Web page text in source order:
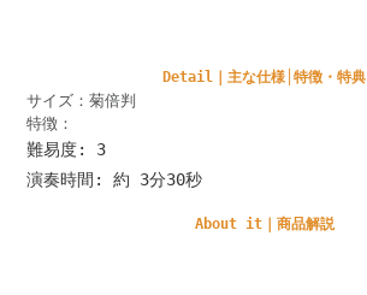
Detail｜主な仕様│特徴・特典
サイズ：菊倍判
特徴：
難易度: 3
演奏時間: 約 3分30秒
About it｜商品解説